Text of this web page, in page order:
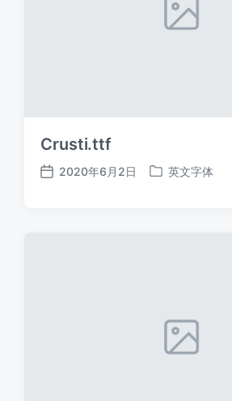
Crusti.ttf
发
2020年6月2日
发
英文字体